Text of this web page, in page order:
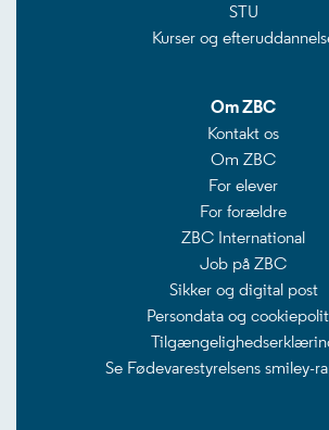
STU
Kurser og
Om ZBC
Kontakt os
Om ZBC
For elever
For forældre
ZBC International
Job på ZBC
Sikker og digital post
Persondata og
Se Fødevarestyrelsens smiley-